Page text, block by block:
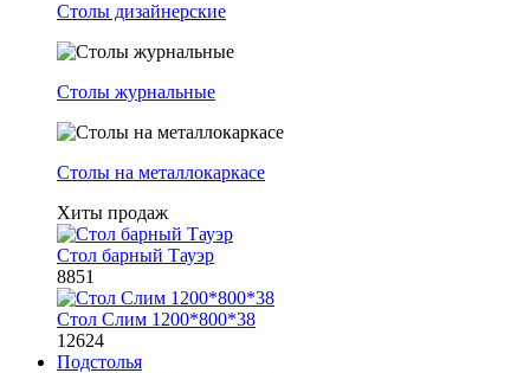
Столы дизайнерские
Столы журнальные
Столы на металлокаркасе
Хиты продаж
Стол барный Тауэр
8851
Стол Слим 1200*800*38
12624
Подстолья